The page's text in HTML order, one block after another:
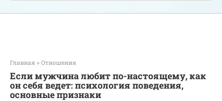
Главная » Отношения
Если мужчина любит по-настоящему, как
он себя ведет: психология поведения,
основные признаки